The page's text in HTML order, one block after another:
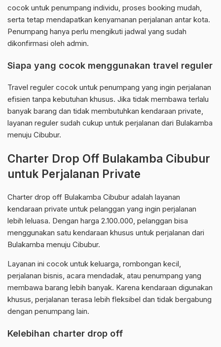
cocok untuk penumpang individu, proses booking mudah,
serta tetap mendapatkan kenyamanan perjalanan antar kota.
Penumpang hanya perlu mengikuti jadwal yang sudah
dikonfirmasi oleh admin.
Siapa yang cocok menggunakan travel reguler
Travel reguler cocok untuk penumpang yang ingin perjalanan
efisien tanpa kebutuhan khusus. Jika tidak membawa terlalu
banyak barang dan tidak membutuhkan kendaraan private,
layanan reguler sudah cukup untuk perjalanan dari Bulakamba
menuju Cibubur.
Charter Drop Off Bulakamba Cibubur
untuk Perjalanan Private
Charter drop off Bulakamba Cibubur adalah layanan
kendaraan private untuk pelanggan yang ingin perjalanan
lebih leluasa. Dengan harga 2.100.000, pelanggan bisa
menggunakan satu kendaraan khusus untuk perjalanan dari
Bulakamba menuju Cibubur.
Layanan ini cocok untuk keluarga, rombongan kecil,
perjalanan bisnis, acara mendadak, atau penumpang yang
membawa barang lebih banyak. Karena kendaraan digunakan
khusus, perjalanan terasa lebih fleksibel dan tidak bergabung
dengan penumpang lain.
Kelebihan charter drop off